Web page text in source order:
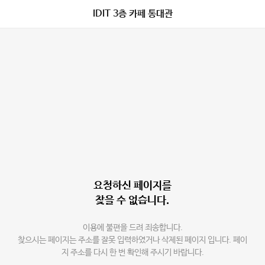
IDIT 3층 카페 통대관
요청하신 페이지를
찾을 수 없습니다.
이용에 불편을 드려 죄송합니다.
찾으시는 페이지는 주소를 잘못 입력하였거나 삭제된 페이지 입니다. 페이
지 주소를 다시 한 번 확인해 주시기 바랍니다.